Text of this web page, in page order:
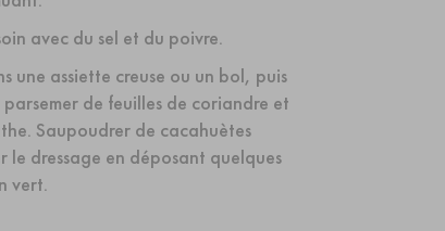
avec du sel et du poivre.
une assiette creuse ou un bol, puis
de feuilles de coriandre et
Saupoudrer de cacahuètes
le dressage en déposant quelques
vert.